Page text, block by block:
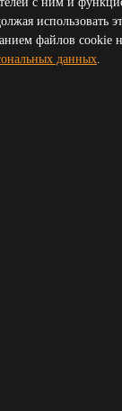
использовать
файлов cookie
данных.